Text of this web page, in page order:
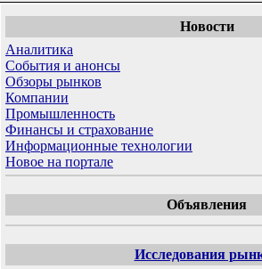
Новости
Аналитика
События и анонсы
Обзоры рынков
Компании
Промышленность
Финансы и страхование
Информационные технологии
Новое на портале
Объявления
Исследования